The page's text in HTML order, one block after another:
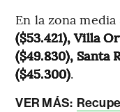
En la zona
($53.421), Villa
($49.830), Santa
($45.300).
VER MÁS: